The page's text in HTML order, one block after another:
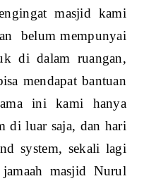
masjid kami
belum mempunyai
di dalam ruangan,
mendapat bantuan
ini kami hanya
di luar saja, dan hari
system, sekali lagi
masjid Nurul